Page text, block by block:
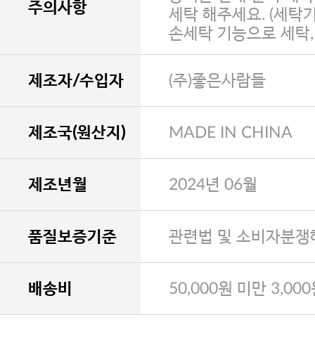
주의사항
세탁 해주세요. (세탁
손세탁 기능으로 세탁
제조자/수입자 (주)좋은사람들
제조국(원산지) MADE IN CHINA
제조년월 2024년 06월
품질보증기준 관련법 및 소비자분
배송비 50,000원 미만 3,000